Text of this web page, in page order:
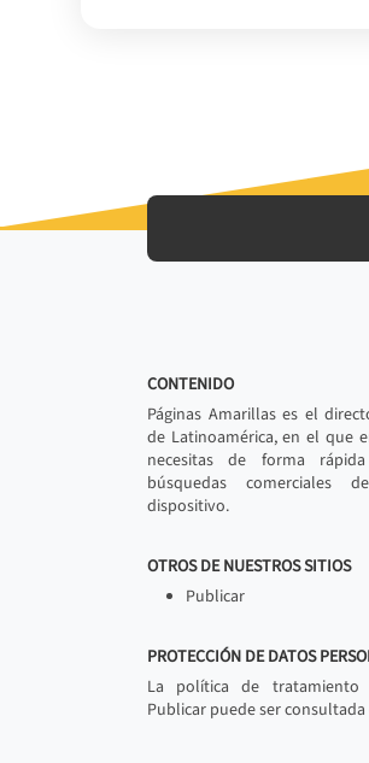
CONTENIDO
Páginas Amarillas es el
de Latinoamérica, en el que
necesitas de forma
búsquedas comerciales
dispositivo.
OTROS DE NUESTROS SITIOS
Publicar
PROTECCIÓN DE DATOS
La política de
Publicar puede ser consultada